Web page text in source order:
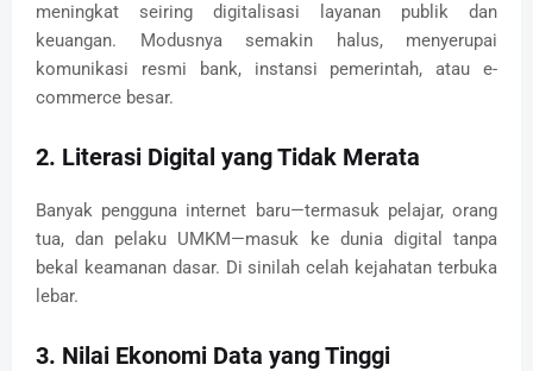
meningkat seiring digitalisasi layanan publik dan
keuangan. Modusnya semakin halus, menyerupai
komunikasi resmi bank, instansi pemerintah, atau e-
commerce besar.
2. Literasi Digital yang Tidak Merata
Banyak pengguna internet baru—termasuk pelajar, orang
tua, dan pelaku UMKM—masuk ke dunia digital tanpa
bekal keamanan dasar. Di sinilah celah kejahatan terbuka
lebar.
3. Nilai Ekonomi Data yang Tinggi